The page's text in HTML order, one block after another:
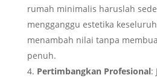
rumah minimalis haruslah
mengganggu estetika
menambah nilai tanpa
penuh.
Pertimbangkan Profesional: